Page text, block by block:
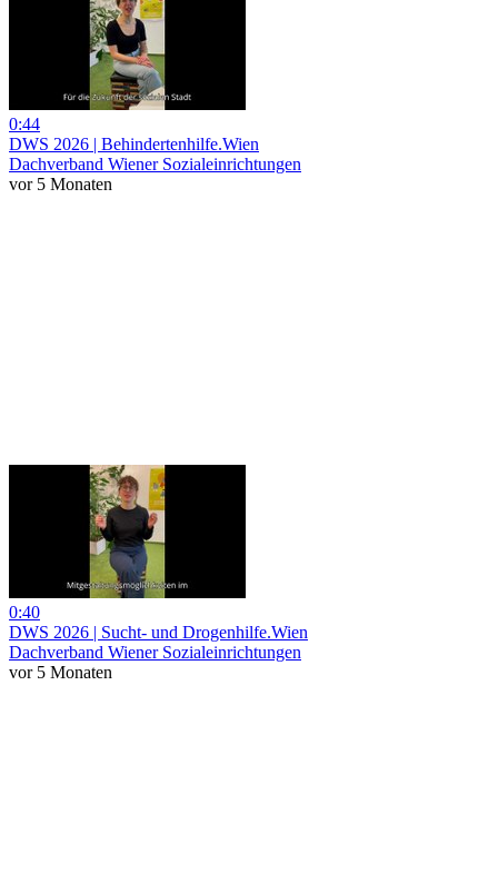
0:44
DWS 2026 | Behindertenhilfe.Wien
Dachverband Wiener Sozialeinrichtungen
vor 5 Monaten
0:40
DWS 2026 | Sucht- und Drogenhilfe.Wien
Dachverband Wiener Sozialeinrichtungen
vor 5 Monaten